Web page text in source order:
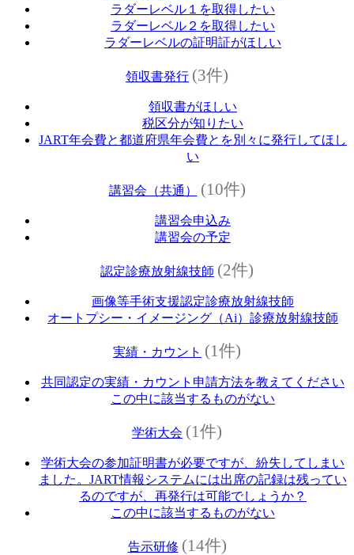
ラダーレベル１を取得したい
ラダーレベル２を取得したい
ラダーレベルの証明証がほしい
領収書発行 (3件)
領収書がほしい
税区分が知りたい
JART年会費と都道府県年会費とを別々に発行してほし
い
講習会（共通） (10件)
講習会申込み
講習会の予定
認定診療放射線技師 (2件)
画像等手術支援認定診療放射線技師
オートプシー・イメージング（Ai）診療放射線技師
実績・カウント (1件)
共同認定の実績・カウント申請方法を教えてください
この中に該当するものがない
学術大会 (1件)
学術大会の参加証明書が必要ですが、紛失してしまい
ました。JART情報システムには出席の記録は残ってい
るのですが、再発行は可能でしょうか？
この中に該当するものがない
告示研修 (14件)